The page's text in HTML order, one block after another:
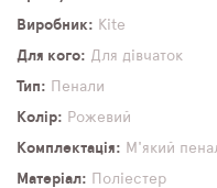
Виробник
Kite
Для кого
Для дівчаток
Тип
Пенали
Колір
Рожевий
Комплектація
М'який
Матеріал
Поліестер